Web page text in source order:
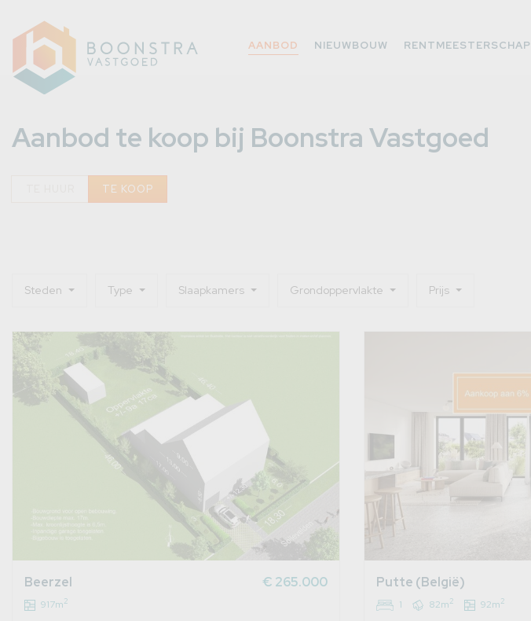
AANBOD NIEUWBOUW RENTMEESTERSCHAP
Aanbod te koop bij Boonstra Vastgoed
TE KOOP
Steden Type Slaapkamers Grondoppervlakte Prijs
Beerzel € 265.000
917m2
Putte (België)
1 82m2 92m2